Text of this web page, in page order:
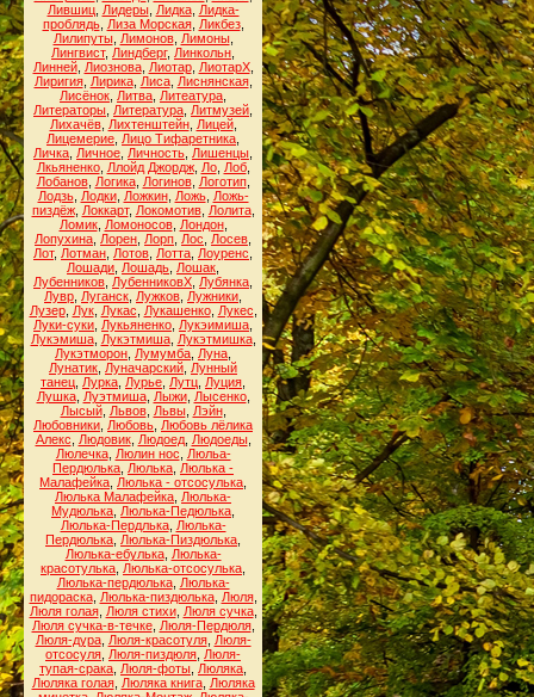
Лившиц, Лидеры, Лидка, Лидка-
проблядь, Лиза Морская, Ликбез,
Лилипуты, Лимонов, Лимоны,
Лингвист, Линдберг, Линкольн
Линней, Лиознова, Лиотар, ЛиотарХ,
Лиригия, Лирика, Лиса, Лиснянская,
Лисёнок Литва Литеатура
Литераторы Литература Литмузей
Лихачёв, Лихтенштейн, Лицей,
Лицемерие Лицо Тифаретника
Личка Личное Личность Лишенцы
Лкьяненко, Ллойд Джордж, Ло, Лоб,
Лобанов, Логика, Логинов, Логотип,
Лодзь, Лодки, Ложкин, Ложь, Ложь-
пиздёж, Локкарт, Локомотив, Лолита,
Ломик, Ломоносов, Лондон,
Лопухина Лорен Лорп Лос Лосев
Лот, Лотман Лотов Лотта Лоуренс
Лошади Лошадь Лошак
Лубенников ЛубенниковХ Лубянка
Лувр Луганск Лужков Лужники
Лузер, Лук, Лукас Лукашенко, Лукес
Луки-суки Лукьяненко Лукэимиша
Лукэмиша, Лукэтмиша, Лукэтмишка,
Лукэтморон Лумумба Луна
Лунатик Луначарский Лунный
танец Лурка Лурье Лутц Луция
Лушка, Луэтмиша, Лыжи, Лысенко,
Лысый, Львов, Львы, Лэйн,
Любовники Любовь Любовь лёлика
Алекс
Людовик, Людоед, Людоеды,
Люлечка, Люлин нос
Люльа-
Пердюлька Люлька Люлька -
Малафейка Люлька - отсосулька
Люлька Малафейка Люлька-
Мудюлька Люлька-Педюлька
Люлька-Пердлька, Люлька-
Пердюлька Люлька-Пиздюлька
Люлька-ебулька, Люлька-
красотулька Люлька-отсосулька
Люлька-пердюлька, Люлька-
пидораска, Люлька-пиздюлька, Люля,
Люля голая, Люля стихи, Люля сучка,
Люля сучка-в-течке, Люля-Пердюля,
Люля-дура, Люля-красотуля, Люля-
отсосуля Люля-пиздюля Люля-
тупая-срака Люля-фоты Люляка
Люляка голая, Люляка книга, Люляка